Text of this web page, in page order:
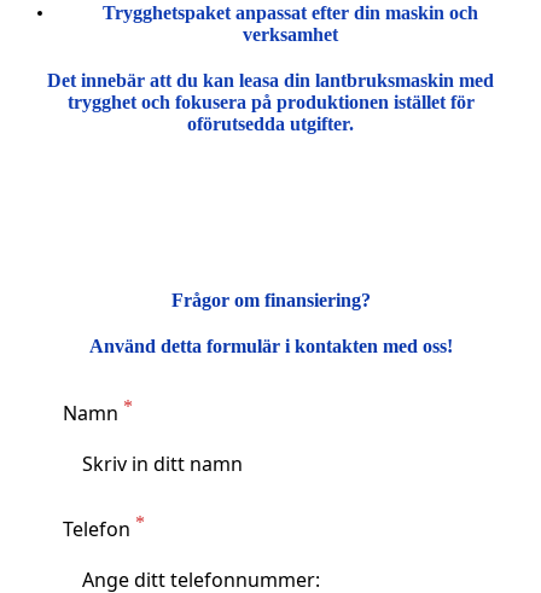
Trygghetspaket anpassat efter din maskin och
verksamhet
Det innebär att du kan leasa din lantbruksmaskin med
trygghet och fokusera på produktionen istället för
oförutsedda utgifter.
Frågor om finansiering?
Använd detta formulär i kontakten med oss!
Namn
Telefon